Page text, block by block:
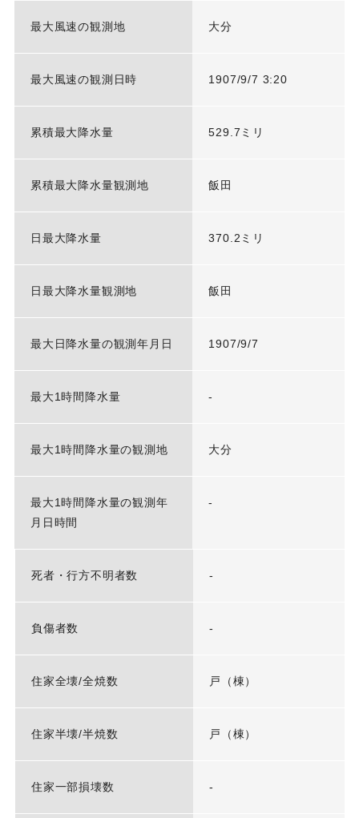
最大風速の観測地 大分
最大風速の観測日時 1907/9/7 3:20
累積最大降水量 529.7ミリ
累積最大降水量観測地 飯田
日最大降水量 370.2ミリ
日最大降水量観測地 飯田
最大日降水量の観測年月日 1907/9/7
最大1時間降水量 -
最大1時間降水量の観測地 大分
最大1時間降水量の観測年
月日時間
-
死者・行方不明者数 -
負傷者数 -
住家全壊/全焼数 戸（棟）
住家半壊/半焼数 戸（棟）
住家一部損壊数 -